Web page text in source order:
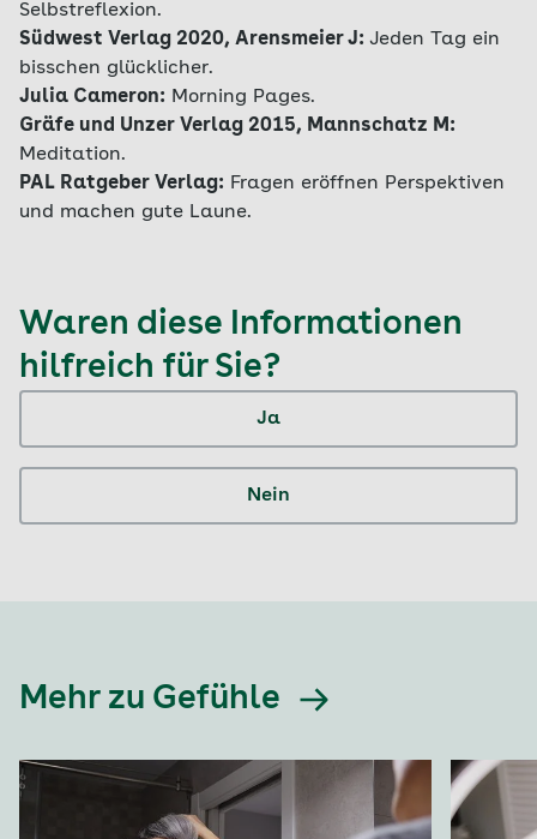
Selbstreflexion.
Südwest Verlag 2020, Arensmeier J: Jeden Tag ein
bisschen glücklicher.
Julia Cameron: Morning Pages.
Gräfe und Unzer Verlag 2015, Mannschatz M:
Meditation.
PAL Ratgeber Verlag: Fragen eröffnen Perspektiven
und machen gute Laune.
Waren diese Informationen
hilfreich für Sie?
Ja
Nein
Mehr zu Gefühle